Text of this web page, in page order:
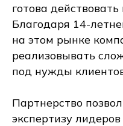
готова
Благодаря 14-
на этом рынке
реализовывать
под нужды
Партнерство
экспертизу